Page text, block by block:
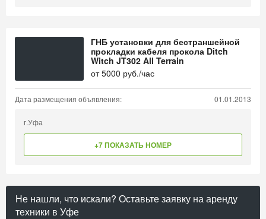
ГНБ установки для бестраншейной
прокладки кабеля прокола Ditch
Witch JT302 All Terrain
от5000 руб./час
Дата размещения объявления: 01.01.2013
г.Уфа
+7 ПОКАЗАТЬ НОМЕР
Не нашли, что искали? Оставьте заявку на аренду
техники в Уфе